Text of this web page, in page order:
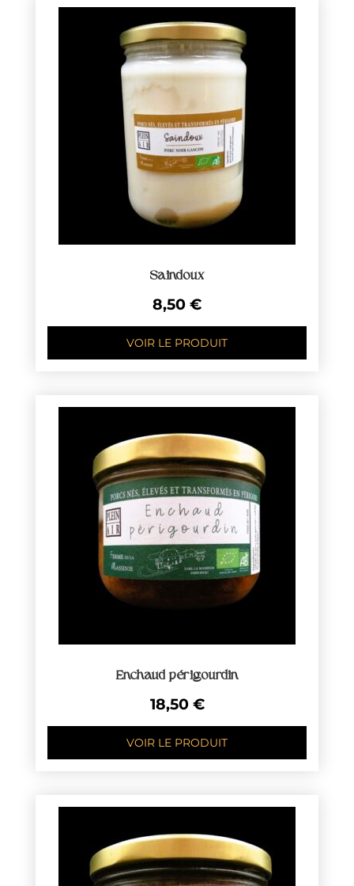
Saindoux
8,50 €
VOIR LE PRODUIT
Enchaud périgourdin
18,50 €
VOIR LE PRODUIT